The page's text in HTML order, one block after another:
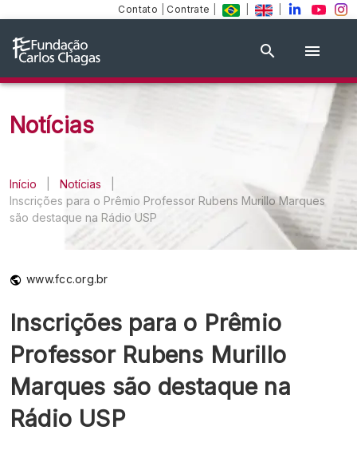
Contato Contrate
Notícias
Início Notícias
Inscrições para o Prêmio Professor Rubens Murillo Marques
são destaque na Rádio USP
www.fcc.org.br
Inscrições para o Prêmio
Professor Rubens Murillo
Marques são destaque na
Rádio USP